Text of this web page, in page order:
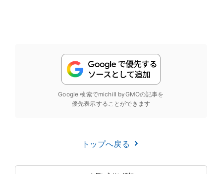
Google 検索でmichill byGMOの記事を
優先表示することができます
トップへ戻る